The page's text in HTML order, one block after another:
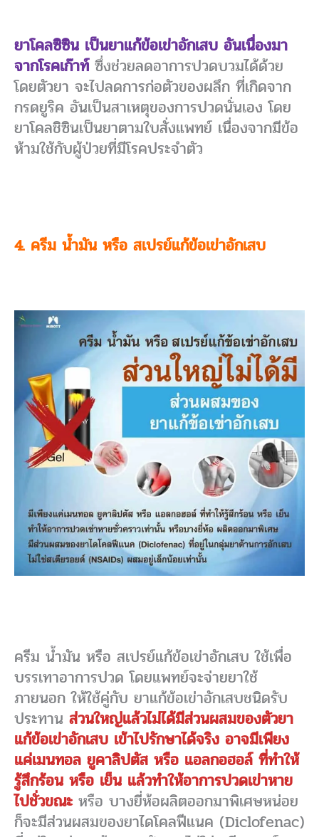
ยาโคลซิซิน เป็นยาแก้ข้อเข่าอักเสบ อันเนื่องมา
จากโรคเก๊าท์ซึ่งช่วยลดอาการปวดบวมได้ด้วย
โดยตัวยา จะไปลดการก่อตัวของผลึก ที่เกิดจาก
กรดยูริค อันเป็นสาเหตุของการปวดนั่นเอง โดย
ยาโคลชิซินเป็นยาตามใบสั่งแพทย์ เนื่องจากมีข้อ
ห้ามใช้กับผู้ป่วยที่มีโรคประจำตัว
4. ครีม น้ำมัน หรือ สเปรย์แก้ข้อเข่าอักเสบ
ครีม น้ำมัน หรือ สเปรย์แก้ข้อเข่าอักเสบ ใช้เพื่อ
บรรเทาอาการปวด โดยแพทย์จะจ่ายยาใช้
ภายนอก ให้ใช้คู่กับ ยาแก้ข้อเข่าอักเสบชนิดรับ
ประทาน ส่วนใหญ่แล้วไม่ได้มีส่วนผสมของตัวยา
แก้ข้อเข่าอักเสบ เข้าไปรักษาได้จริง อาจมีเพียง
แค่เมนทอล ยูคาลิปตัส หรือ แอลกอฮอล์ ที่ทำให้
รู้สึกร้อน หรือ เย็น แล้วทำให้อาการปวดเข่าหาย
ไปชั่วขณะหรือ บางยี่ห้อผลิตออกมาพิเศษหน่อย
ก็จะมีส่วนผสมของยาไดโคลฟีแนค (Diclofenac)